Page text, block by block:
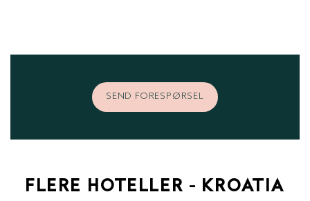
SEND FORESPØRSEL
FLERE HOTELLER - KROATIA